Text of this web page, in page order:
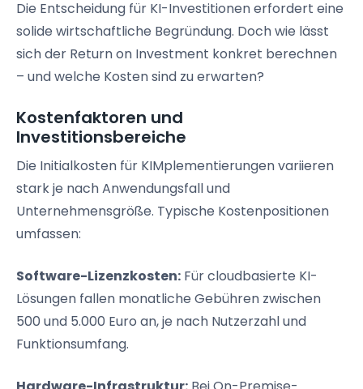
Die Entscheidung für KI-Investitionen erfordert eine
solide wirtschaftliche Begründung. Doch wie lässt
sich der Return on Investment konkret berechnen
– und welche Kosten sind zu erwarten?
Kostenfaktoren und
Investitionsbereiche
Die Initialkosten für KIMplementierungen variieren
stark je nach Anwendungsfall und
Unternehmensgröße. Typische Kostenpositionen
umfassen:
Software-Lizenzkosten: Für cloudbasierte KI-
Lösungen fallen monatliche Gebühren zwischen
500 und 5.000 Euro an, je nach Nutzerzahl und
Funktionsumfang.